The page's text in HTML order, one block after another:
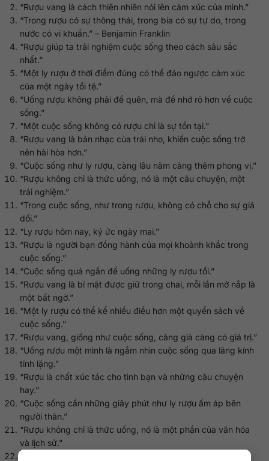
“Rượu vang là cách thiên nhiên nói lên cảm xúc của mình.”
“Trong rượu có sự thông thái, trong bia có sự tự do, trong
nước có vi khuẩn.” – Benjamin Franklin
“Rượu giúp ta trải nghiệm cuộc sống theo cách sâu sắc
nhất.”
“Một ly rượu ở thời điểm đúng có thể đảo ngược cảm xúc
của một ngày tồi tệ.”
“Uống rượu không phải để quên, mà để nhớ rõ hơn về cuộc
sống.”
“Một cuộc sống không có rượu chỉ là sự tồn tại.”
“Rượu vang là bản nhạc của trái nho, khiến cuộc sống trở
nên hài hòa hơn.”
“Cuộc sống như ly rượu, càng lâu năm càng thêm phong vị.”
“Rượu không chỉ là thức uống, nó là một câu chuyện, một
trải nghiệm.”
“Trong cuộc sống, như trong rượu, không có chỗ cho sự giả
dối.”
“Ly rượu hôm nay, ký ức ngày mai.”
“Rượu là người bạn đồng hành của mọi khoảnh khắc trong
cuộc sống.”
“Cuộc sống quá ngắn để uống những ly rượu tồi.”
“Rượu vang là bí mật được giữ trong chai, mỗi lần mở nắp là
một bất ngờ.”
“Một ly rượu có thể kể nhiều điều hơn một quyển sách về
cuộc sống.”
“Rượu vang, giống như cuộc sống, càng già càng có giá trị.”
“Uống rượu một mình là ngắm nhìn cuộc sống qua lăng kính
tĩnh lặng.”
“Rượu là chất xúc tác cho tình bạn và những câu chuyện
hay.”
“Cuộc sống cần những giây phút như ly rượu ấm áp bên
người thân.”
“Rượu không chỉ là thức uống, nó là một phần của văn hóa
và lịch sử.”